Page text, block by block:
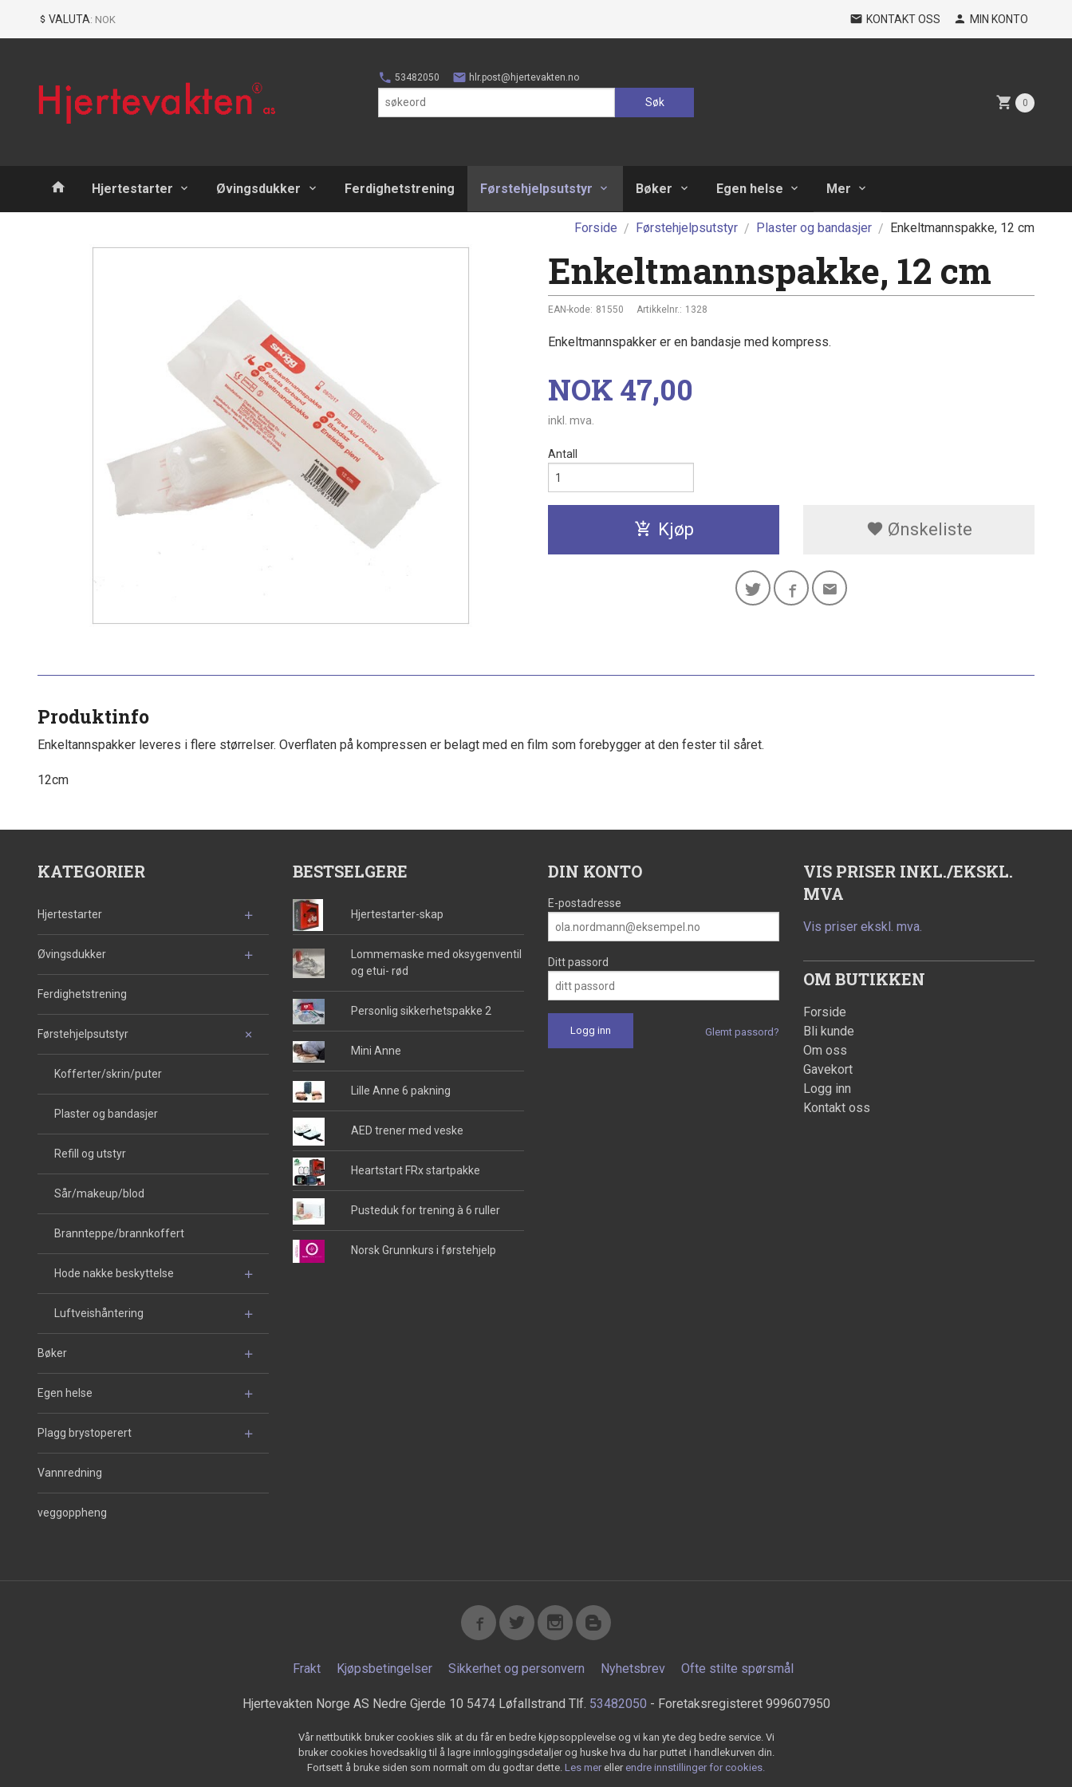
VALUTA: NOK KONTAKT OSS MIN KONTO
53482050 hlr.post@hjertevakten.no
Søk 0
Produkter
Hjertestarter Øvingsdukker Ferdighetstrening Førstehjelpsutstyr Bøker Egen helse Mer
Forside Førstehjelpsutstyr Plaster og bandasjer Enkeltmannspakke, 12 cm
Enkeltmannspakke, 12 cm
EAN-kode: 81550 Artikkelnr.: 1328
Enkeltmannspakker er en bandasje med kompress.
Pris
NOK 47,00
inkl. mva.
Antall
Kjøp Ønskeliste
Produktinfo
Enkeltannspakker leveres i flere størrelser. Overflaten på kompressen er belagt med en film som forebygger at den fester til såret.
12cm
KATEGORIER
Hjertestarter
Øvingsdukker
Ferdighetstrening
Førstehjelpsutstyr
Kofferter/skrin/puter
Plaster og bandasjer
Refill og utstyr
Sår/makeup/blod
Brannteppe/brannkoffert
Hode nakke beskyttelse
Luftveishåntering
Bøker
Egen helse
Plagg brystoperert
Vannredning
veggoppheng
BESTSELGERE
Hjertestarter-skap
Lommemaske med oksygenventil
og etui- rød
Personlig sikkerhetspakke 2
Mini Anne
Lille Anne 6 pakning
AED trener med veske
Heartstart FRx startpakke
Pusteduk for trening à 6 ruller
Norsk Grunnkurs i førstehjelp
DIN KONTO
E-postadresse
Ditt passord
Glemt passord?
VIS PRISER INKL./EKSKL.
MVA
Vis priser ekskl. mva.
OM BUTIKKEN
Forside
Bli kunde
Om oss
Gavekort
Logg inn
Kontakt oss
Frakt Kjøpsbetingelser Sikkerhet og personvern Nyhetsbrev Ofte stilte spørsmål
Hjertevakten Norge AS Nedre Gjerde 10 5474 Løfallstrand Tlf. 53482050 - Foretaksregisteret 999607950
Vår nettbutikk bruker cookies slik at du får en bedre kjøpsopplevelse og vi kan yte deg bedre service. Vi
bruker cookies hovedsaklig til å lagre innloggingsdetaljer og huske hva du har puttet i handlekurven din.
Fortsett å bruke siden som normalt om du godtar dette. Les mer eller endre innstillinger for cookies.